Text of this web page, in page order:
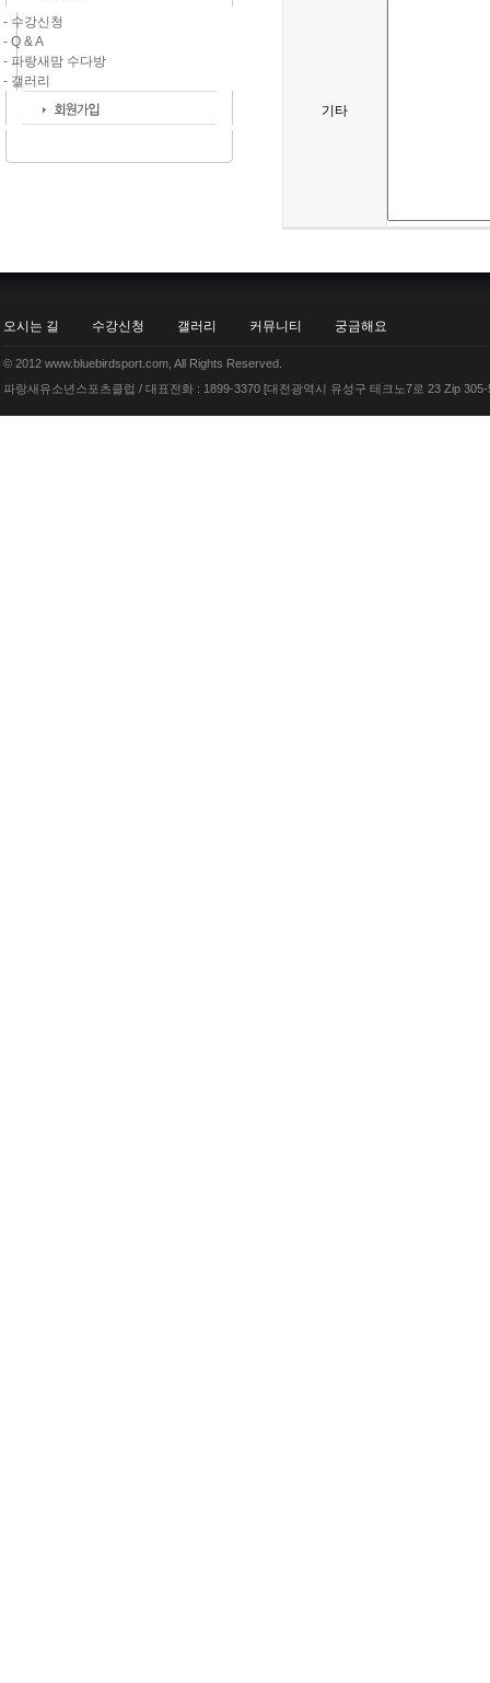
- 수강신청
- Q & A
- 파랑새맘 수다방
- 갤러리
기타
오시는 길 수강신청 갤러리 커뮤니티 궁금해요
© 2012 www.bluebirdsport.com, All Rights Reserved.
파랑새유소년스포츠클럽 / 대표전화 : 1899-3370 [대전광역시 유성구 테크노7로 23 Zip 305-